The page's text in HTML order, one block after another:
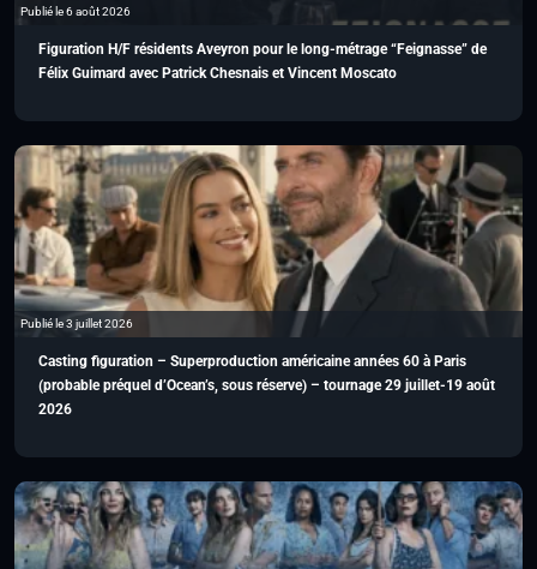
Publié le 6 août 2026
Figuration H/F résidents Aveyron pour le long-métrage “Feignasse” de
Félix Guimard avec Patrick Chesnais et Vincent Moscato
Publié le 3 juillet 2026
Casting figuration – Superproduction américaine années 60 à Paris
(probable préquel d’Ocean’s, sous réserve) – tournage 29 juillet-19 août
2026